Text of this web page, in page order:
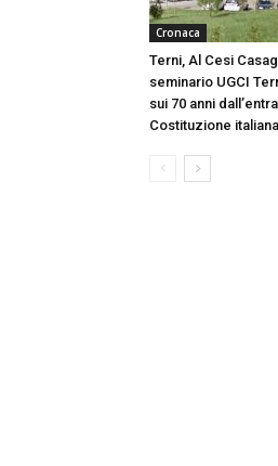
Cronaca
Terni, Al Cesi
seminario UGCI
sui 70 anni
Costituzione italiana